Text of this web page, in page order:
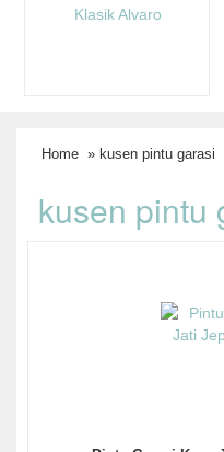
Home » kusen pintu garasi
kusen pintu